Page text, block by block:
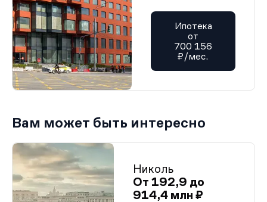
Ипотека
от
700 156
₽/мес.
Вам может быть интересно
Николь
От 192,9 до
914,4 млн ₽